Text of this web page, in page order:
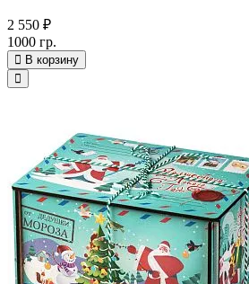
2 550 ₽
1000 гр.
В корзину